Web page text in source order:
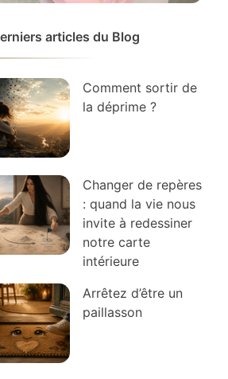
articles du Blog
Comment sortir de
la déprime ?
Changer de repères
: quand la vie nous
invite à redessiner
notre carte
intérieure
Arrêtez d’être un
paillasson